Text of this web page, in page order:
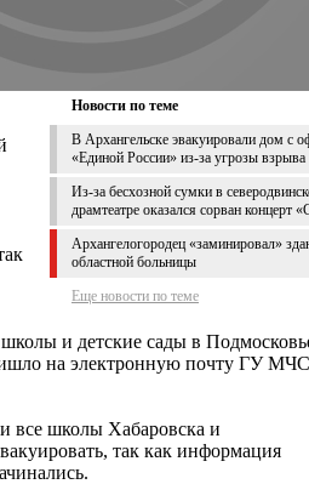
Новости по теме
В Архангельске эвакуировали дом с
«Единой России» из-за угрозы взрыва
Из-за бесхозной сумки в
драмтеатре оказался сорван концерт
Архангелогородец «заминировал»
областной больницы
Еще новости по теме
и детские сады в
на электронную почту ГУ МЧС
все школы Хабаровска и
так как информация